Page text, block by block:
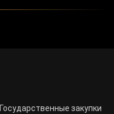
Государственные закупки